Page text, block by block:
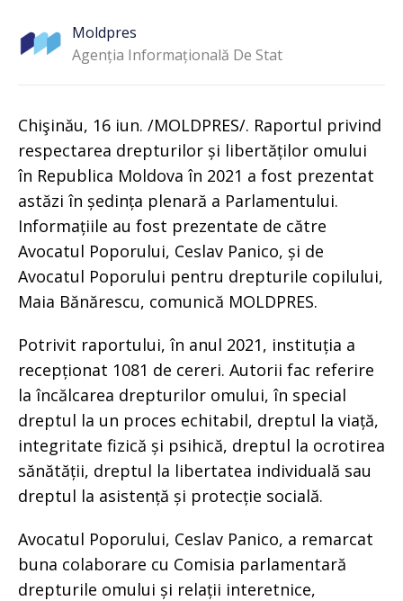
Moldpres
Agenția Informațională De Stat
Chişinău, 16 iun. /MOLDPRES/. Raportul privind
respectarea drepturilor și libertăților omului
în Republica Moldova în 2021 a fost prezentat
astăzi în ședința plenară a Parlamentului.
Informațiile au fost prezentate de către
Avocatul Poporului, Ceslav Panico, și de
Avocatul Poporului pentru drepturile copilului,
Maia Bănărescu, comunică MOLDPRES.
Potrivit raportului, în anul 2021, instituția a
recepționat 1081 de cereri. Autorii fac referire
la încălcarea drepturilor omului, în special
dreptul la un proces echitabil, dreptul la viață,
integritate fizică și psihică, dreptul la ocrotirea
sănătății, dreptul la libertatea individuală sau
dreptul la asistență și protecție socială.
Avocatul Poporului, Ceslav Panico, a remarcat
buna colaborare cu Comisia parlamentară
drepturile omului și relații interetnice,